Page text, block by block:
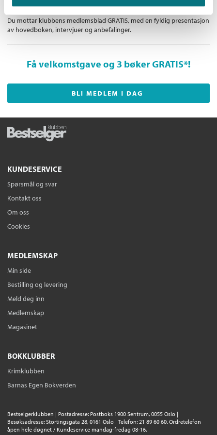
Du mottar klubbens medlemsblad GRATIS, med en fyldig presentasjon
av hovedboken, intervjuer og anbefalinger.
Få velkomstgave og 3 bøker GRATIS*!
BLI MEDLEM I DAG
KUNDESERVICE
Spørsmål og svar
Kontakt oss
Om oss
Cookies
MEDLEMSKAP
Min side
Bestilling og levering
Meld deg inn
Medlemskap
Magasinet
BOKKLUBBER
Krimklubben
Barnas Egen Bokverden
Bestselgerklubben | Postadresse: Postboks 1900 Sentrum, 0055 Oslo |
Besøksadresse: Stortingsgata 28, 0161 Oslo | Telefon: 21 89 60 60. Ordretelefon
åpen hele døgnet / Kundeservice mandag-fredag 08-16.